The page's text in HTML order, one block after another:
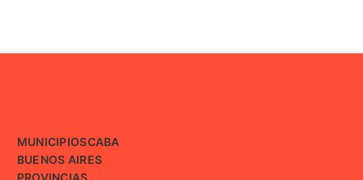
MUNICIPIOSCABA
BUENOS AIRES